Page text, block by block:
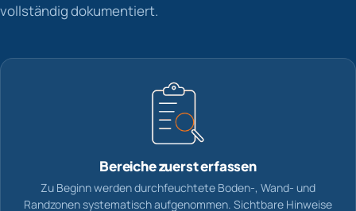
vollständig dokumentiert.
Bereiche zuerst erfassen
Zu Beginn werden durchfeuchtete Boden-, Wand- und
Randzonen systematisch aufgenommen. Sichtbare Hinweise